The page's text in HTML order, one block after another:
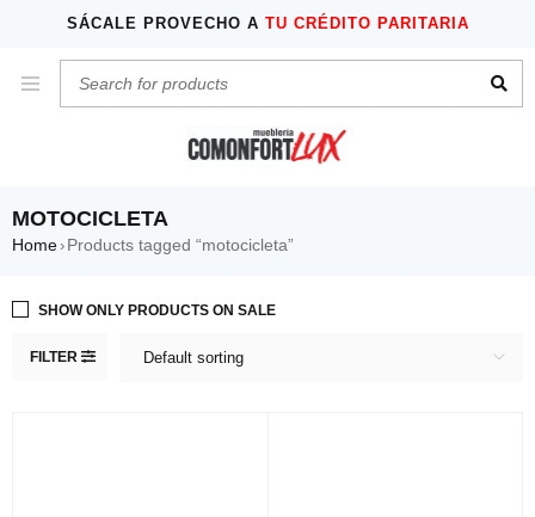
SÁCALE PROVECHO A TU CRÉDITO PARITARIA
MOTOCICLETA
Home› Products tagged “motocicleta”
FILTER Default sorting
SHOW ONLY PRODUCTS ON SALE